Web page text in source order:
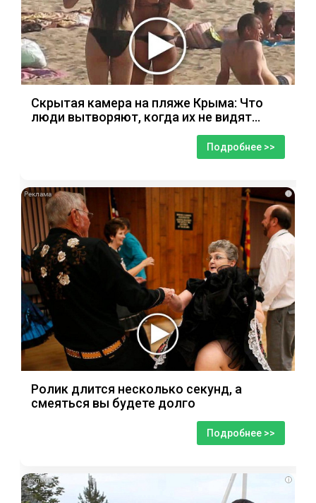
Скрытая камера на пляже Крыма: Что
люди вытворяют, когда их не видят...
Подробнее >>
i
Ролик длится несколько секунд, а
смеяться вы будете долго
Подробнее >>
i